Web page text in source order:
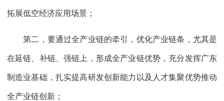
拓展低空经济应用场景；
第二，要通过全产业链的牵引，优化产业链条，尤其是
在延链、补链、强链上，形成全产业链优势，充分发挥广东
制造业基础，扎实提高研发创新能力以及人才集聚优势推动
全产业链创新；